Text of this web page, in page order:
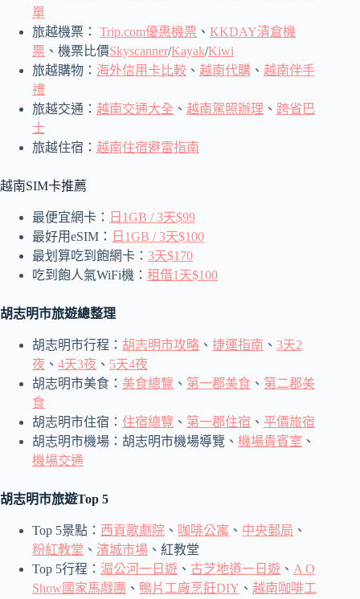
單
旅越機票： Trip.com優惠機票 、 KKDAY清倉機
票 、機票比價Skyscanner/Kayak/Kiwi
旅越購物： 海外信用卡比較 、 越南代購 、 越南伴手
禮
旅越交通： 越南交通大全 、 越南駕照辦理 、 跨省巴
士
旅越住宿： 越南住宿避雷指南
越南SIM卡推薦
最便宜網卡：
日1GB / 3天$99
最好用eSIM：
日1GB / 3天$100
最划算吃到飽網卡： 3天$170
吃到飽人氣WiFi機： 租借1天$100
胡志明市旅遊總整理
胡志明市行程： 胡志明市攻略 、 捷運指南 、 3天2
夜 、 4天3夜 、 5天4夜
胡志明市美食： 美食總覽 、 第一郡美食 、 第二郡美
食
胡志明市住宿： 住宿總覽 、 第一郡住宿 、 平價旅宿
胡志明市機場：胡志明市機場導覽、 機場貴賓室 、
機場交通
胡志明市旅遊Top 5
Top 5景點： 西貢歌劇院 、 咖啡公寓 、 中央郵局 、
粉紅教堂 、 濱城市場 、紅教堂
Top 5行程： 湄公河一日遊 、 古芝地道一日遊 、 A O
Show國家馬戲團 、 鴨片工廠烹飪DIY 、 越南咖啡工